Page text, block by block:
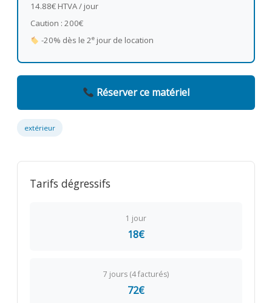
14.88€ HTVA / jour
Caution : 200€
-20% dès le 2ejour de location
Réserver ce matériel
extérieur
Tarifs dégressifs
1 jour
18€
7 jours (4 facturés)
72€